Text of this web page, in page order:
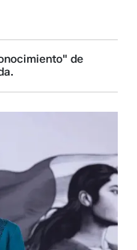
de